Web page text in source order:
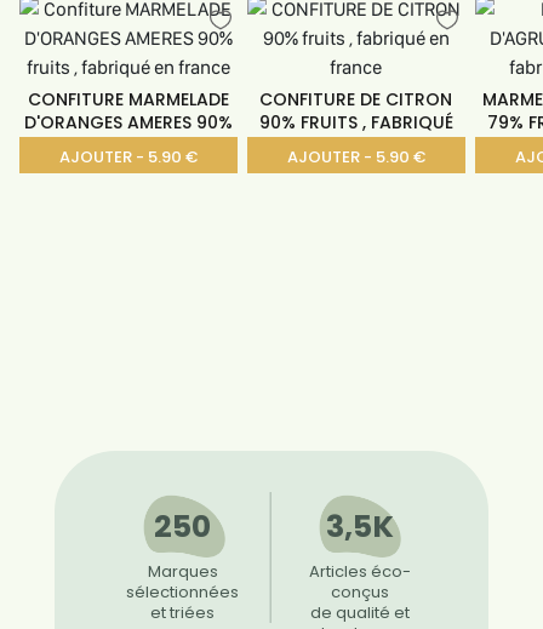
CONFITURE MARMELADE
D'ORANGES AMERES 90%
AJOUTER - 5.90 €
CONFITURE DE CITRON
90% FRUITS , FABRIQUÉ
AJOUTER - 5.90 €
79%
250
Marques
sélectionnées
et triées
3,5K
Articles éco-
conçus
de qualité et